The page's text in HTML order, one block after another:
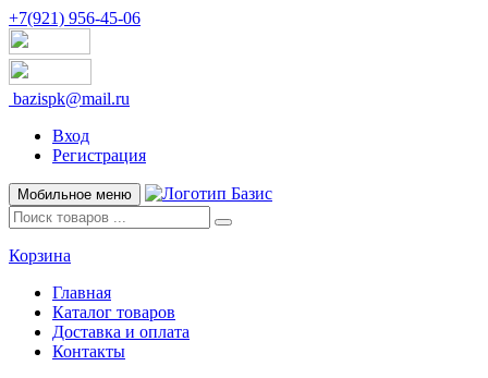
+7(921) 956-45-06
bazispk@mail.ru
Вход
Регистрация
Мобильное меню
Корзина
Главная
Каталог товаров
Доставка и оплата
Контакты